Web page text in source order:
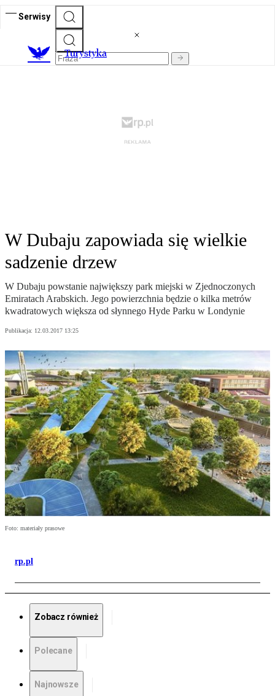
Serwisy
Turystyka
W Dubaju zapowiada się wielkie
sadzenie drzew
W Dubaju powstanie największy park miejski w Zjednoczonych
Emiratach Arabskich. Jego powierzchnia będzie o kilka metrów
kwadratowych większa od słynnego Hyde Parku w Londynie
Publikacja: 12.03.2017 13:25
Foto: materiały prasowe
rp.pl
Zobacz również
Polecane
Najnowsze